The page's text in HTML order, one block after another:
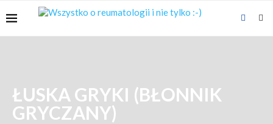
ŁUSKA GRYKI (BŁONNIK
GRYCZANY)